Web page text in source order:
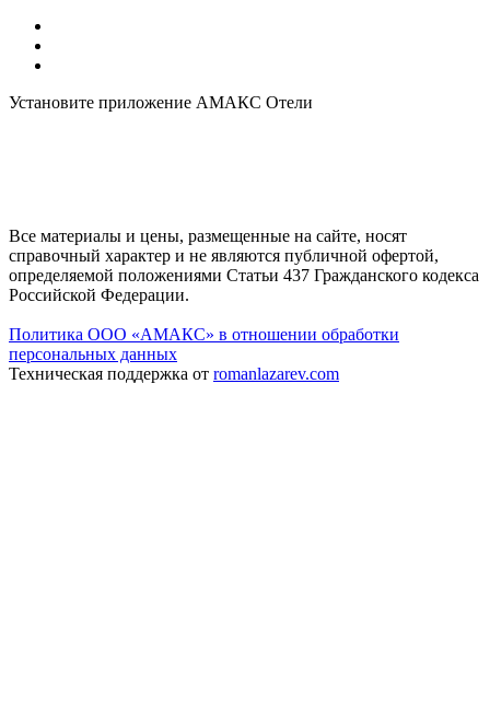
Установите приложение АМАКС Отели
Все материалы и цены, размещенные на сайте, носят
справочный характер и не являются публичной офертой,
определяемой положениями Статьи 437 Гражданского кодекса
Российской Федерации.
Политика ООО «АМАКС» в отношении обработки
персональных данных
Техническая поддержка от romanlazarev.com